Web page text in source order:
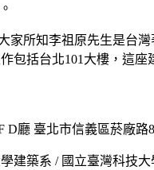
家所知李祖原先生是台
包括台北101大樓，這
D廳 臺北市信義區菸廠路
建築系 / 國立臺灣科技